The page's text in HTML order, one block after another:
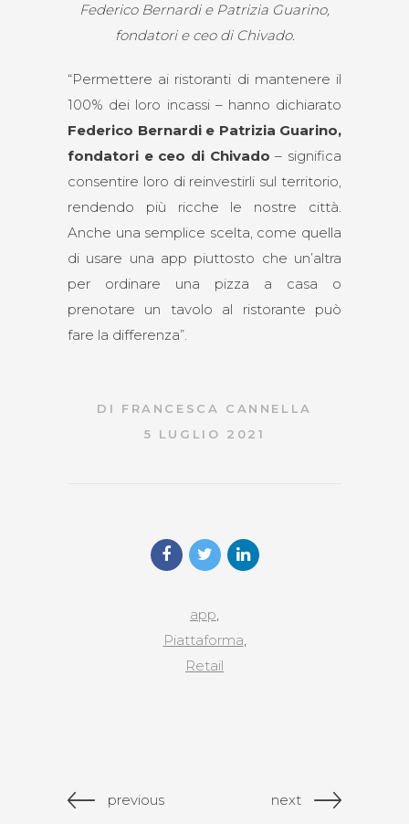
Federico Bernardi e Patrizia Guarino,
fondatori e ceo di Chivado.
“Permettere ai ristoranti di mantenere il
100% dei loro incassi – hanno dichiarato
Federico Bernardi e Patrizia Guarino,
fondatori e ceo di Chivado – significa
consentire loro di reinvestirli sul territorio,
rendendo più ricche le nostre città.
Anche una semplice scelta, come quella
di usare una app piuttosto che un’altra
per ordinare una pizza a casa o
prenotare un tavolo al ristorante può
fare la differenza”.
DI FRANCESCA CANNELLA
5 LUGLIO 2021
app,
Piattaforma,
Retail
previous next